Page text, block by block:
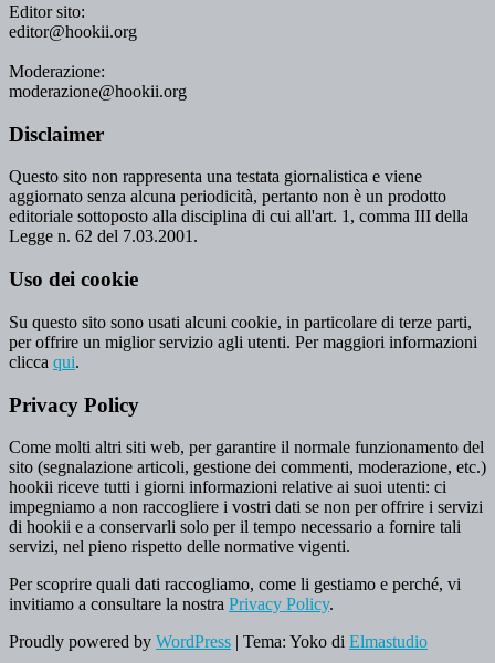
Editor sito:
editor@hookii.org
Moderazione:
moderazione@hookii.org
Disclaimer
Questo sito non rappresenta una testata giornalistica e viene
aggiornato senza alcuna periodicità, pertanto non è un prodotto
editoriale sottoposto alla disciplina di cui all'art. 1, comma III della
Legge n. 62 del 7.03.2001.
Uso dei cookie
Su questo sito sono usati alcuni cookie, in particolare di terze parti,
per offrire un miglior servizio agli utenti. Per maggiori informazioni
clicca qui.
Privacy Policy
Come molti altri siti web, per garantire il normale funzionamento del
sito (segnalazione articoli, gestione dei commenti, moderazione, etc.)
hookii riceve tutti i giorni informazioni relative ai suoi utenti: ci
impegniamo a non raccogliere i vostri dati se non per offrire i servizi
di hookii e a conservarli solo per il tempo necessario a fornire tali
servizi, nel pieno rispetto delle normative vigenti.
Per scoprire quali dati raccogliamo, come li gestiamo e perché, vi
invitiamo a consultare la nostra Privacy Policy.
Proudly powered by WordPress | Tema: Yoko di Elmastudio